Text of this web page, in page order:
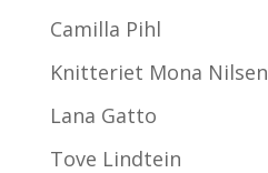
Camilla Pihl
Knitteriet Mona Nilsen
Lana Gatto
Tove Lindtein